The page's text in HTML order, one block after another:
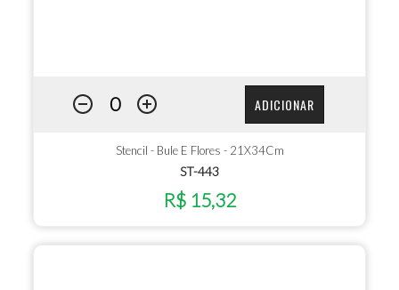
ADICIONAR
Stencil - Bule E Flores - 21X34Cm
ST-443
R$ 15,32